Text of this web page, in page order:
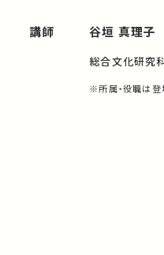
講師 谷垣 真理子
総合文化研究
※所属・役職は登